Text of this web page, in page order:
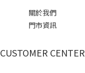
關於我們
門市資訊
CUSTOMER CENTER